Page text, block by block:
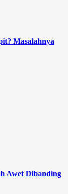
Masalahnya
Awet Dibanding